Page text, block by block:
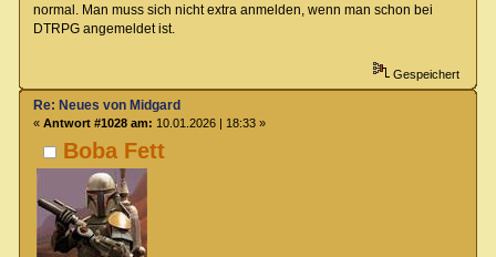
normal. Man muss sich nicht extra anmelden, wenn man schon bei
DTRPG angemeldet ist.
Gespeichert
Boba Fett
Re: Neues von Midgard
« Antwort #1028 am: 10.01.2026 | 18:33 »